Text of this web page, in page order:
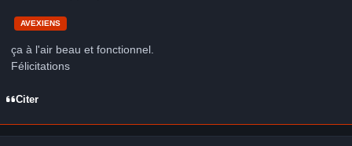
AVEXIENS
ça à l'air beau et fonctionnel.
Félicitations
Citer